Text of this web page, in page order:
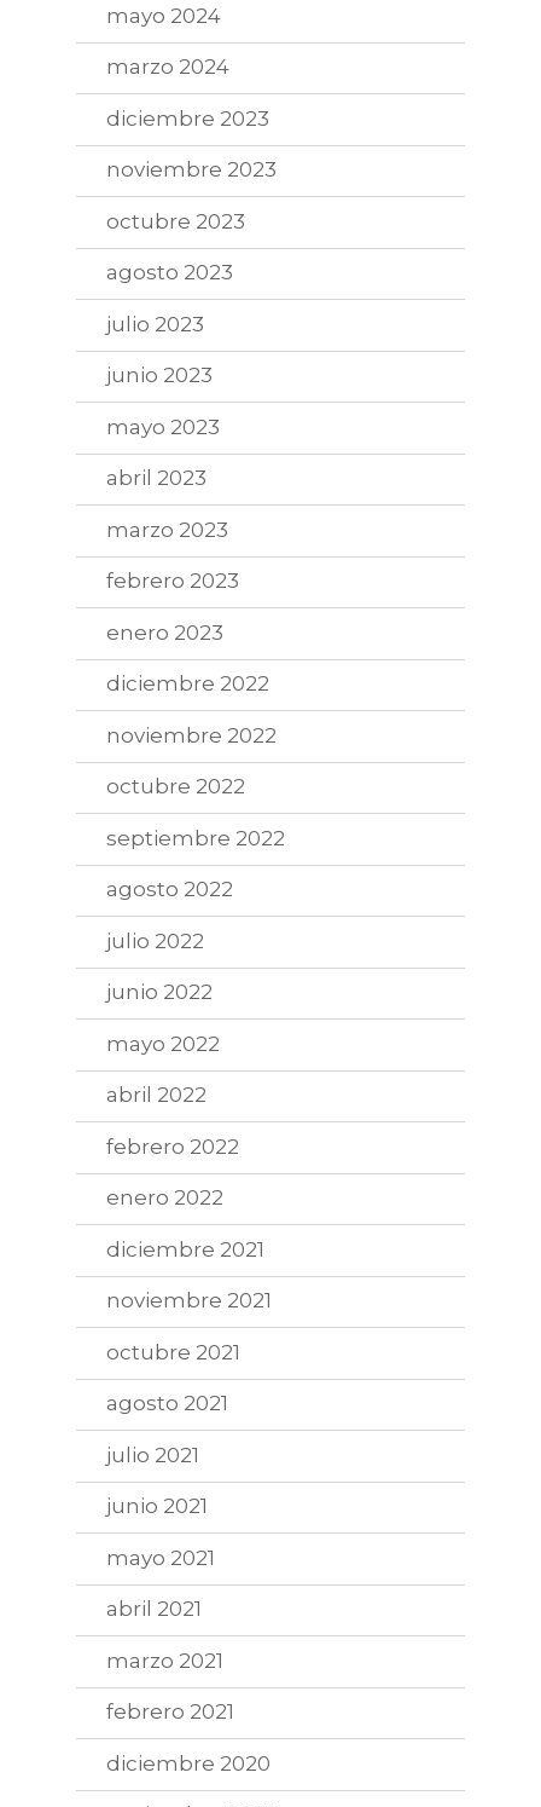
mayo 2024
marzo 2024
diciembre 2023
noviembre 2023
octubre 2023
agosto 2023
julio 2023
junio 2023
mayo 2023
abril 2023
marzo 2023
febrero 2023
enero 2023
diciembre 2022
noviembre 2022
octubre 2022
septiembre 2022
agosto 2022
julio 2022
junio 2022
mayo 2022
abril 2022
febrero 2022
enero 2022
diciembre 2021
noviembre 2021
octubre 2021
agosto 2021
julio 2021
junio 2021
mayo 2021
abril 2021
marzo 2021
febrero 2021
diciembre 2020